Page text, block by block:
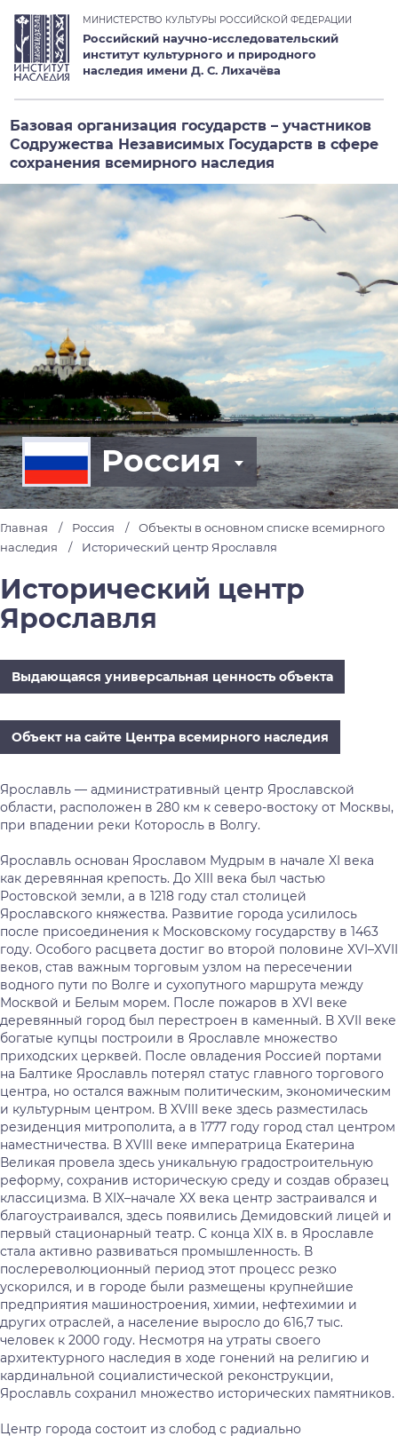
МИНИСТЕРСТВО КУЛЬТУРЫ РОССИЙСКОЙ ФЕДЕРАЦИИ
Российский научно-исследовательский
институт культурного и природного
наследия имени Д. С. Лихачёва
Базовая организация государств – участников
Содружества Независимых Государств в сфере
сохранения всемирного наследия
Россия
Главная Россия
Объекты в основном списке всемирного
наследия
Исторический центр Ярославля
Исторический центр
Ярославля
Выдающаяся универсальная ценность объекта
Объект на сайте Центра всемирного наследия
Ярославль — административный центр Ярославской
области, расположен в 280 км к северо-востоку от Москвы,
при впадении реки Которосль в Волгу.
Ярославль основан Ярославом Мудрым в начале XI века
как деревянная крепость. До XIII века был частью
Ростовской земли, а в 1218 году стал столицей
Ярославского княжества. Развитие города усилилось
после присоединения к Московскому государству в 1463
году. Особого расцвета достиг во второй половине XVI–XVII
веков, став важным торговым узлом на пересечении
водного пути по Волге и сухопутного маршрута между
Москвой и Белым морем. После пожаров в XVI веке
деревянный город был перестроен в каменный. В XVII веке
богатые купцы построили в Ярославле множество
приходских церквей. После овладения Россией портами
на Балтике Ярославль потерял статус главного торгового
центра, но остался важным политическим, экономическим
и культурным центром. В XVIII веке здесь разместилась
резиденция митрополита, а в 1777 году город стал центром
наместничества. В XVIII веке императрица Екатерина
Великая провела здесь уникальную градостроительную
реформу, сохранив историческую среду и создав образец
классицизма. В XIX–начале XX века центр застраивался и
благоустраивался, здесь появились Демидовский лицей и
первый стационарный театр. С конца XIX в. в Ярославле
стала активно развиваться промышленность. В
послереволюционный период этот процесс резко
ускорился, и в городе были размещены крупнейшие
предприятия машиностроения, химии, нефтехимии и
других отраслей, а население выросло до 616,7 тыс.
человек к 2000 году. Несмотря на утраты своего
архитектурного наследия в ходе гонений на религию и
кардинальной социалистической реконструкции,
Ярославль сохранил множество исторических памятников.
Центр города состоит из слобод с радиально